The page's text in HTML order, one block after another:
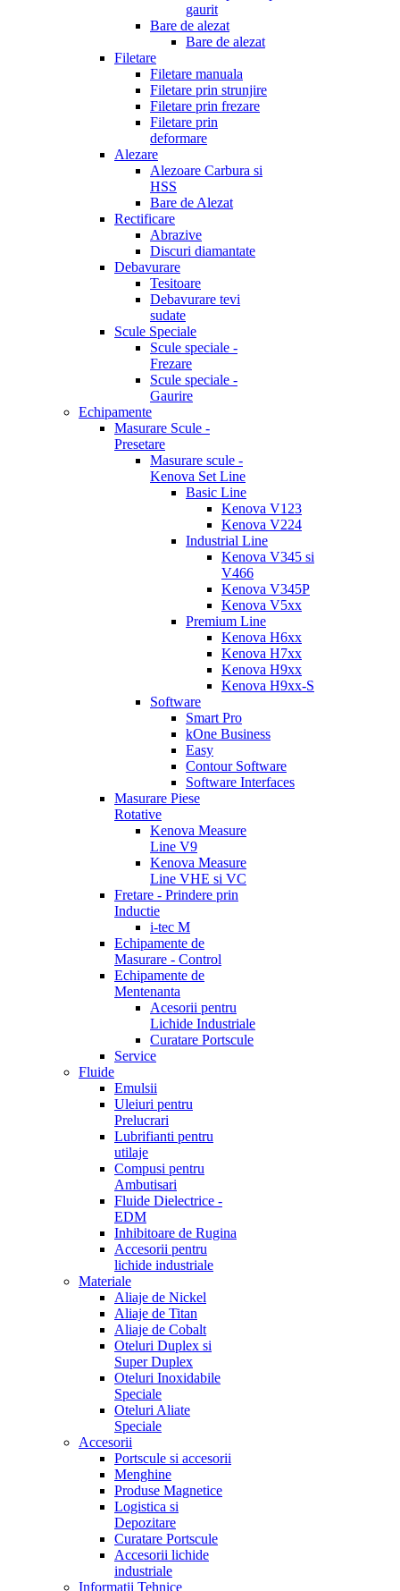
gaurit
Bare de alezat
Bare de alezat
Filetare
Filetare manuala
Filetare prin strunjire
Filetare prin frezare
Filetare prin
deformare
Alezare
Alezoare Carbura si
HSS
Bare de Alezat
Rectificare
Abrazive
Discuri diamantate
Debavurare
Tesitoare
Debavurare tevi
sudate
Scule Speciale
Scule speciale -
Frezare
Scule speciale -
Gaurire
Echipamente
Masurare Scule -
Presetare
Masurare scule -
Kenova Set Line
Basic Line
Kenova V123
Kenova V224
Industrial Line
Kenova V345 si
V466
Kenova V345P
Kenova V5xx
Premium Line
Kenova H6xx
Kenova H7xx
Kenova H9xx
Kenova H9xx-S
Software
Smart Pro
kOne Business
Easy
Contour Software
Software Interfaces
Masurare Piese
Rotative
Kenova Measure
Line V9
Kenova Measure
Line VHE si VC
Fretare - Prindere prin
Inductie
i-tec M
Echipamente de
Masurare - Control
Echipamente de
Mentenanta
Acesorii pentru
Lichide Industriale
Curatare Portscule
Service
Fluide
Emulsii
Uleiuri pentru
Prelucrari
Lubrifianti pentru
utilaje
Compusi pentru
Ambutisari
Fluide Dielectrice -
EDM
Inhibitoare de Rugina
Accesorii pentru
lichide industriale
Materiale
Aliaje de Nickel
Aliaje de Titan
Aliaje de Cobalt
Oteluri Duplex si
Super Duplex
Oteluri Inoxidabile
Speciale
Oteluri Aliate
Speciale
Accesorii
Portscule si accesorii
Menghine
Produse Magnetice
Logistica si
Depozitare
Curatare Portscule
Accesorii lichide
industriale
Informatii Tehnice